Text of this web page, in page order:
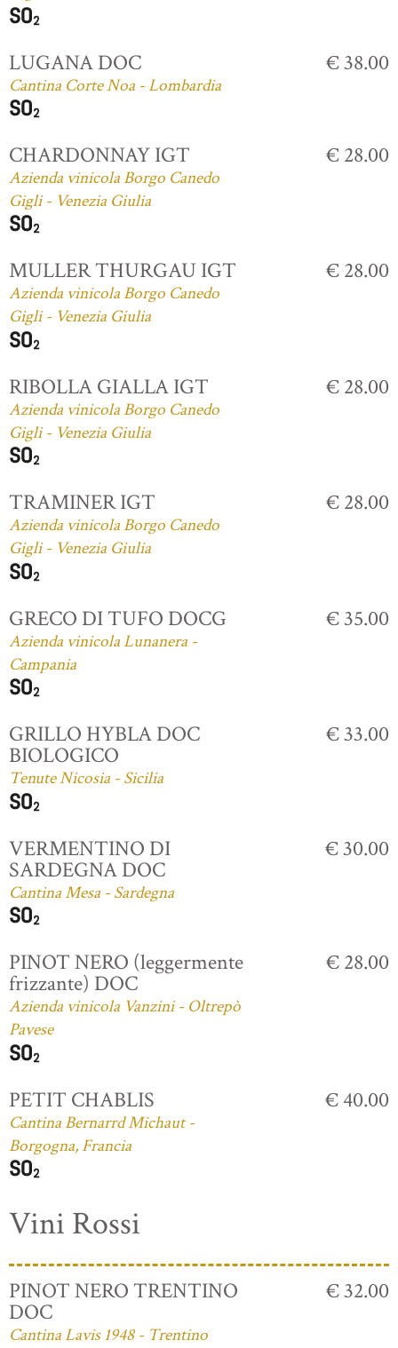
LUGANA DOC
Cantina Corte Noa - Lombardia
€ 38.00
CHARDONNAY IGT
Azienda vinicola Borgo Canedo
Gigli - Venezia Giulia
€ 28.00
MULLER THURGAU IGT
Azienda vinicola Borgo Canedo
Gigli - Venezia Giulia
€ 28.00
RIBOLLA GIALLA IGT
Azienda vinicola Borgo Canedo
Gigli - Venezia Giulia
€ 28.00
TRAMINER IGT
Azienda vinicola Borgo Canedo
Gigli - Venezia Giulia
€ 28.00
GRECO DI TUFO DOCG
Azienda vinicola Lunanera -
Campania
€ 35.00
GRILLO HYBLA DOC
BIOLOGICO
Tenute Nicosia - Sicilia
€ 33.00
VERMENTINO DI
SARDEGNA DOC
Cantina Mesa - Sardegna
€ 30.00
PINOT NERO (leggermente
frizzante) DOC
Azienda vinicola Vanzini - Oltrepò
Pavese
€ 28.00
PETIT CHABLIS
Cantina Bernarrd Michaut -
Borgogna, Francia
€ 40.00
Vini Rossi
PINOT NERO TRENTINO
DOC
Cantina Lavis 1948 - Trentino
€ 32.00